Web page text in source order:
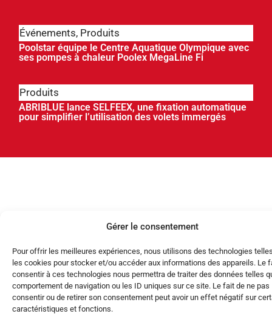
Gérer le consentement
Pour offrir les meilleures expériences, nous utilisons des technologies
les cookies pour stocker et/ou accéder aux informations des appareils. Le
consentir à ces technologies nous permettra de traiter des données telles
comportement de navigation ou les ID uniques sur ce site. Le fait de ne pas
consentir ou de retirer son consentement peut avoir un effet négatif sur
caractéristiques et fonctions.
Événements, Produits
Poolstar équipe le Centre Aquatique Olympique avec
ses pompes à chaleur Poolex MegaLine Fi
Produits
ABRIBLUE lance SELFEEX, une fixation automatique
pour simplifier l’utilisation des volets immergés